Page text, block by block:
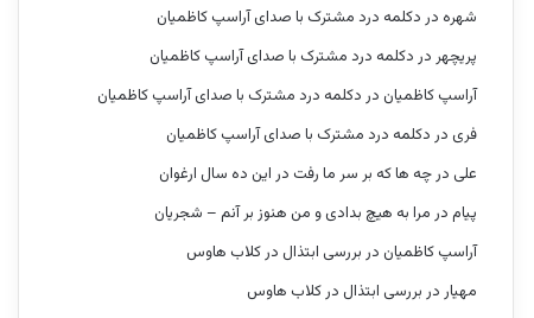
شهره در دکلمه درد مشترک با صدای آراسپ کاظمیان
پریچهر در دکلمه درد مشترک با صدای آراسپ کاظمیان
آراسپ کاظمیان در دکلمه درد مشترک با صدای آراسپ کاظمیان
فری در دکلمه درد مشترک با صدای آراسپ کاظمیان
علی درچه ها که بر سر ما رفت در این ده سال ارغوان
پیام در مرا به هیچ بدادی و من هنوز بر آنم – شجریان
آراسپ کاظمیان در بررسی ابتذال در کلاب هاوس
مهیار در بررسی ابتذال در کلاب هاوس